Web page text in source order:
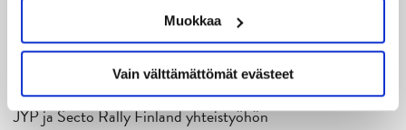
Muokkaa
Vain välttämättömät evästeet
Ruotsalaishyökkääjä Arvid Costmar JYPiin
25.06.2026
JYP ja Secto Rally Finland yhteistyöhön